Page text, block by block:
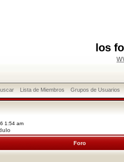
los
Lista de Miembros Grupos de Usuarios
1:54 am
Foro